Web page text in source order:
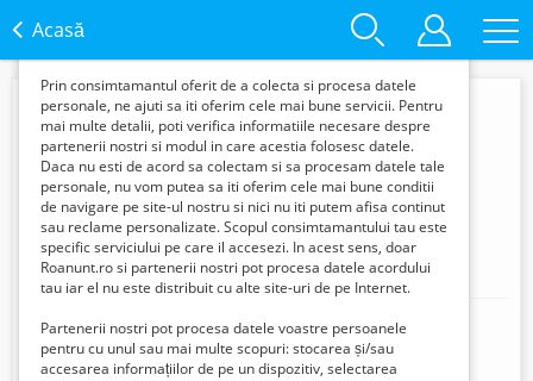
Acasă
Vintila Otto
Mobil:
+40785228222
Adresa:
Pallady Theodor (Bulevard)
date sunt folosite pentru analizarea traffic-ului pe site-ul
Prin consimtamantul oferit de a colecta si procesa datele
personale, ne ajuti sa iti oferim cele mai bune servicii. Pentru
mai multe detalii, poti verifica informatiile necesare despre
partenerii nostri si modul in care acestia folosesc datele.
Daca nu esti de acord sa colectam si sa procesam datele tale
personale, nu vom putea sa iti oferim cele mai bune conditii
de navigare pe site-ul nostru si nici nu iti putem afisa continut
sau reclame personalizate. Scopul consimtamantului tau este
specific serviciului pe care il accesezi. In acest sens, doar
Roanunt.ro si partenerii nostri pot procesa datele acordului
tau iar el nu este distribuit cu alte site-uri de pe Internet.
Partenerii nostri pot procesa datele voastre persoanele
pentru cu unul sau mai multe scopuri: stocarea și/sau
accesarea informațiilor de pe un dispozitiv, selectarea